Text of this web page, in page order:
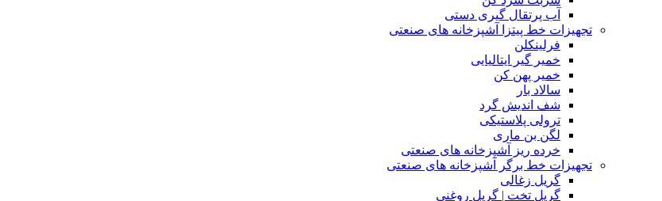
آب پرتقال گیری دستی
تجهیزات خط پیتزا آشپزخانه های صنعتی
فرلینکلن
خمیر گیر ایتالیایی
خمیر پهن کن
سالاد بار
شف اندیش گرد
ترولی پلاستیکی
لگن بن ماری
خرده ریز آشپزخانه های صنعتی
تجهیزات خط برگر آشپزخانه های صنعتی
گریل زغالی
گریل تخت | گریل روغنی